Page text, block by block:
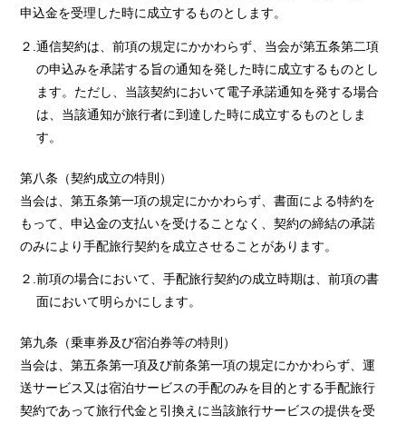
申込金を受理した時に成立するものとします。
２.通信契約は、前項の規定にかかわらず、当会が第五条第二項
の申込みを承諾する旨の通知を発した時に成立するものとし
ます。ただし、当該契約において電子承諾通知を発する場合
は、当該通知が旅行者に到達した時に成立するものとしま
す。
第八条（契約成立の特則）
当会は、第五条第一項の規定にかかわらず、書面による特約を
もって、申込金の支払いを受けることなく、契約の締結の承諾
のみにより手配旅行契約を成立させることがあります。
２.前項の場合において、手配旅行契約の成立時期は、前項の書
面において明らかにします。
第九条（乗車券及び宿泊券等の特則）
当会は、第五条第一項及び前条第一項の規定にかかわらず、運
送サービス又は宿泊サービスの手配のみを目的とする手配旅行
契約であって旅行代金と引換えに当該旅行サービスの提供を受